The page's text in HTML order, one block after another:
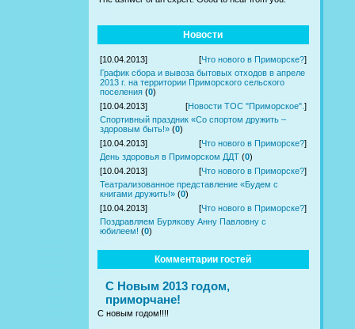
Новости
[10.04.2013] [Что нового в Приморске?]
График сбора и вывоза бытовых отходов в апреле
2013 г. на территории Приморского сельского
поселения (0)
[10.04.2013]
[Новости ТОС "Приморское". ]
Спортивный праздник «Со спортом дружить –
здоровым быть!» (0)
[10.04.2013]
[Что нового в Приморске?]
День здоровья в Приморском ДДТ (0)
[10.04.2013]
[Что нового в Приморске?]
Театрализованное представление «Будем с
книгами дружить!» (0)
[10.04.2013]
[Что нового в Приморске?]
Поздравляем Бурякову Анну Павловну с
юбилеем! (0)
Комментарии гостей
С Новым 2013 годом,
приморчане!
С новым годом!!!!